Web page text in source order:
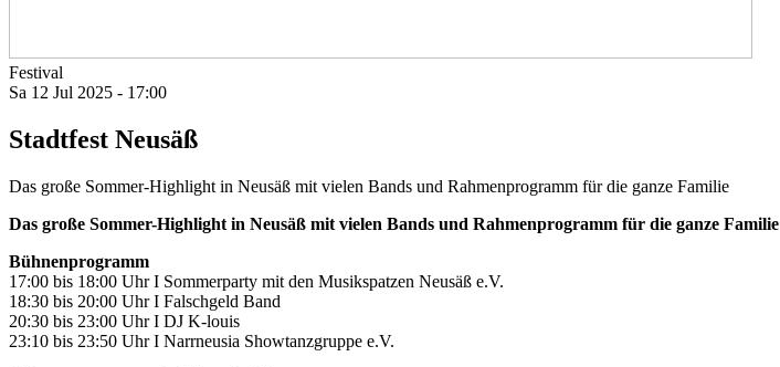
Festival
Sa 12 Jul 2025 - 17:00
Stadtfest Neusäß
Das große Sommer-Highlight in Neusäß mit vielen Bands und Rahmenprogramm für die ganze Familie
Das große Sommer-Highlight in Neusäß mit vielen Bands und Rahmenprogramm für die ganze Familie
Bühnenprogramm
17:00 bis 18:00 Uhr I Sommerparty mit den Musikspatzen Neusäß e.V.
18:30 bis 20:00 Uhr I Falschgeld Band
20:30 bis 23:00 Uhr I DJ K-louis
23:10 bis 23:50 Uhr I Narrneusia Showtanzgruppe e.V.